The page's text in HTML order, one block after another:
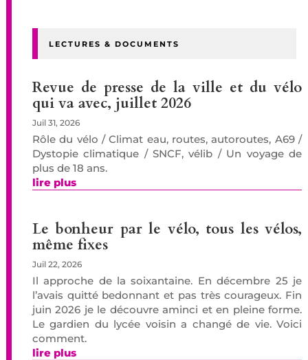
LECTURES & DOCUMENTS
Revue de presse de la ville et du vélo
qui va avec, juillet 2026
Juil 31, 2026
Rôle du vélo / Climat eau, routes, autoroutes, A69 /
Dystopie climatique / SNCF, vélib / Un voyage de
plus de 18 ans.
lire plus
Le bonheur par le vélo, tous les vélos,
même fixes
Juil 22, 2026
Il approche de la soixantaine. En décembre 25 je
l’avais quitté bedonnant et pas très courageux. Fin
juin 2026 je le découvre aminci et en pleine forme.
Le gardien du lycée voisin a changé de vie. Voici
comment.
lire plus